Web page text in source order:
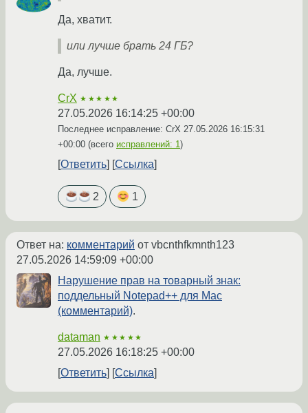
Да, хватит.
или лучше брать 24 ГБ?
Да, лучше.
CrX ★★★★★
27.05.2026 16:14:25 +00:00
Последнее исправление: CrX 27.05.2026 16:15:31
+00:00 (всего исправлений: 1)
Ответить Ссылка
2 1
Ответ на: комментарий от vbcnthfkmnth123
27.05.2026 14:59:09 +00:00
Нарушение прав на товарный знак:
поддельный Notepad++ для Mac
(комментарий).
dataman ★★★★★
27.05.2026 16:18:25 +00:00
Ответить
Ссылка